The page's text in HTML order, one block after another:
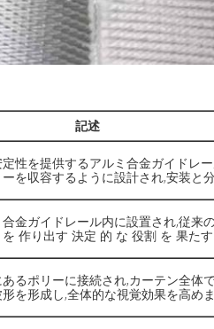
記述
性を提供するアルミ合金ガイドレ
を収容するように設計され,安装と
金ガイドレール内に設置され,従来
作り出す 決定 的 な 役割 を 果た
るポリーに接続され,カーテン全体
を形成し,全体的な視覚効果を高め